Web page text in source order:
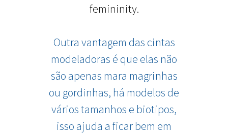
femininity.
Outra vantagem das cintas
modeladoras é que elas não
são apenas mara magrinhas
ou gordinhas, há modelos de
vários tamanhos e biotipos,
isso ajuda a ficar bem em